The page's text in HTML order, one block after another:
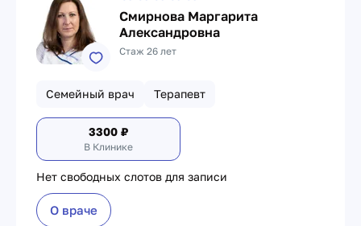
Смирнова Маргарита
Александровна
Стаж 26 лет
Семейный врач Терапевт
3300 ₽
В Клинике
Нет свободных слотов для записи
О враче